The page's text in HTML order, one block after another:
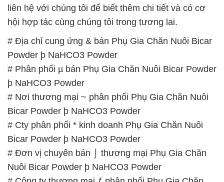
þ NaHCO3 Powder
# Nơi chuyên thương mại ≤ phân phối Phụ Gia
# Đơn vị chuyên kinh doanh › phân phối Phụ Gia
Chăn Nuôi Bicar Powder þ NaHCO3 Powder
# Công ty chuyên kinh doanh › cung cấp Phụ Gia
Chăn Nuôi Bicar Powder þ NaHCO3 Powder
📞PHÒNG KINH DOANH – CÔNG TY HÓA CHẤT
ĐẮC TRƯỜNG PHÁT🌐
🌐 Website: https://congtyhoachat.net/
📞 Hotline: